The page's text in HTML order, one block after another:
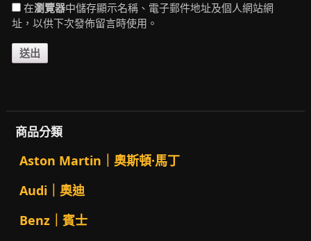
在瀏覽器中儲存顯示名稱、電子郵件地址及個人網站網
址，以供下次發佈留言時使用。
商品分類
Aston Martin｜奧斯頓·馬丁
Audi｜奧迪
Benz｜賓士